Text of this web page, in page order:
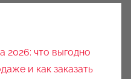
2026: что выгодно
и как заказать